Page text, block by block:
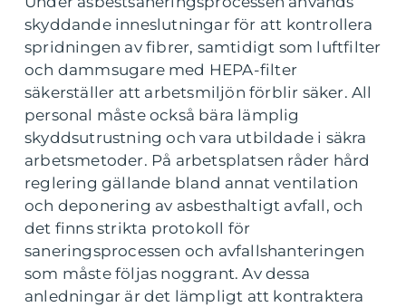
skyddande inneslutningar för att kontrollera
spridningen av fibrer, samtidigt som luftfilter
och dammsugare med HEPA-filter
säkerställer att arbetsmiljön förblir säker. All
personal måste också bära lämplig
skyddsutrustning och vara utbildade i säkra
arbetsmetoder. På arbetsplatsen råder hård
reglering gällande bland annat ventilation
och deponering av asbesthaltigt avfall, och
det finns strikta protokoll för
saneringsprocessen och avfallshanteringen
som måste följas noggrant. Av dessa
anledningar är det lämpligt att kontraktera